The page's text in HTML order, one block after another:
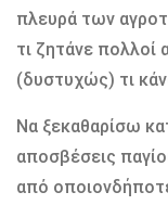
πλευρά των
τι ζητάνε
(δυστυχώς) τι
Να ξεκαθαρίσω
αποσβέσεις
από